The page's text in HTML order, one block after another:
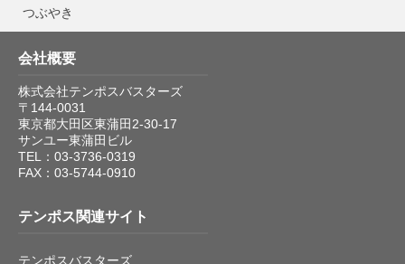
つぶやき
会社概要
株式会社テンポスバスターズ
〒144-0031
東京都大田区東蒲田2-30-17
サンユー東蒲田ビル
TEL：03-3736-0319
FAX：03-5744-0910
テンポス関連サイト
テンポスバスターズ